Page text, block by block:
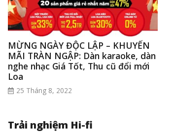
MỪNG NGÀY ĐỘC LẬP – KHUYẾN
MÃI TRÀN NGẬP: Dàn karaoke, dàn
nghe nhạc Giá Tốt, Thu cũ đổi mới
Loa
25 Tháng 8, 2022
Trải nghiệm Hi-fi